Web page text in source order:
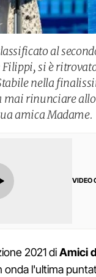
al
si è
nella
rinunciare
amica Madame.
VIDEO
2021 diAmici
onda l'ultima